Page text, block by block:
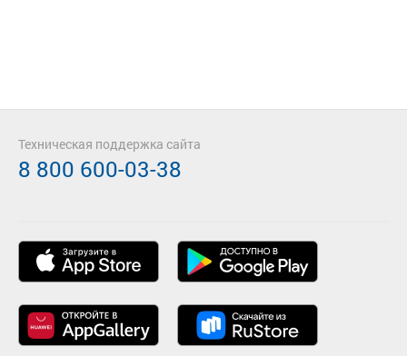
Техническая поддержка сайта
8 800 600-03-38